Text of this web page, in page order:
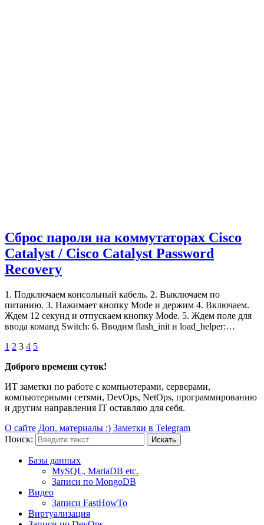
Сброс пароля на коммутаторах Cisco
Catalyst / Cisco Catalyst Password
Recovery
1. Подключаем консольный кабель. 2. Выключаем по
питанию. 3. Нажимает кнопку Mode и держим 4. Включаем.
Ждем 12 секунд и отпускаем кнопку Mode. 5. Ждем поле для
ввода команд Switch: 6. Вводим flash_init и load_helper:…
1 2 3 4 5
Доброго времени суток!
ИТ заметки по работе с компьютерами, серверами,
компьютерными сетями, DevOps, NetOps, программированию
и другим направления IT оставляю для себя.
О сайте Доп. материалы :) Заметки в Telegram
Поиск:
Базы данных
MySQL, MariaDB etc.
Записи по MongoDB
Видео
Записи FastHowTo
Виртуализация